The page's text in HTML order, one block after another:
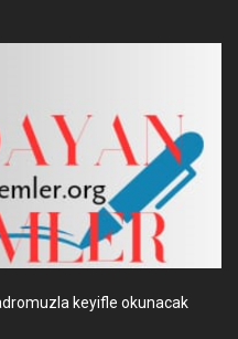
keyifle okunacak